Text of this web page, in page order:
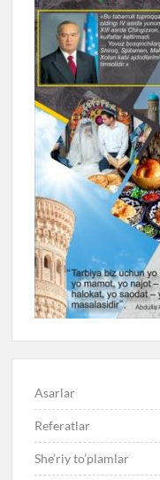
Asarlar
Referatlar
She’riy to’plamlar